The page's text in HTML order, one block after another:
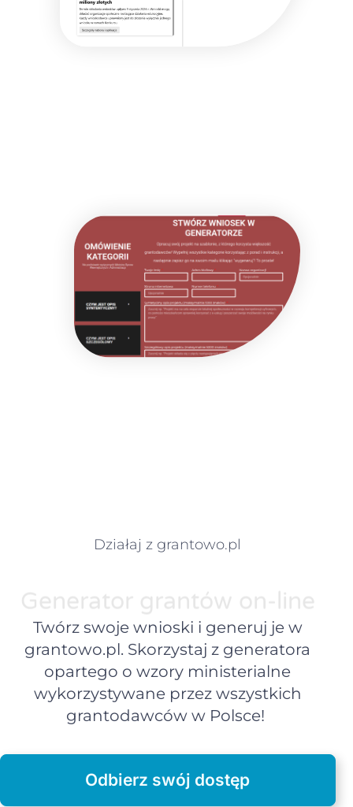
Działaj z grantowo.pl
Generator grantów on-line
Twórz swoje wnioski i generuj je w
grantowo.pl. Skorzystaj z generatora
opartego o wzory ministerialne
wykorzystywane przez wszystkich
grantodawców w Polsce!
Odbierz swój dostęp